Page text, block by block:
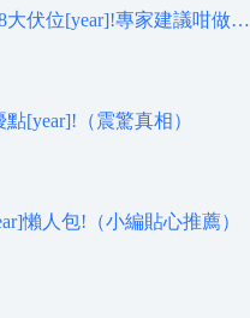
大伏位[year]!專家建議咁做…
[year]!（震驚真相）
懶人包!（小編貼心推薦）